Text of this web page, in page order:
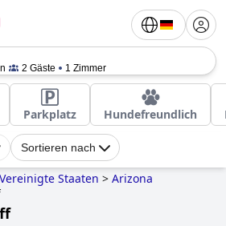
2 Gäste 1 Zimmer
Parkplatz Hundefreundlich
Sortieren nach
Vereinigte Staaten > Arizona